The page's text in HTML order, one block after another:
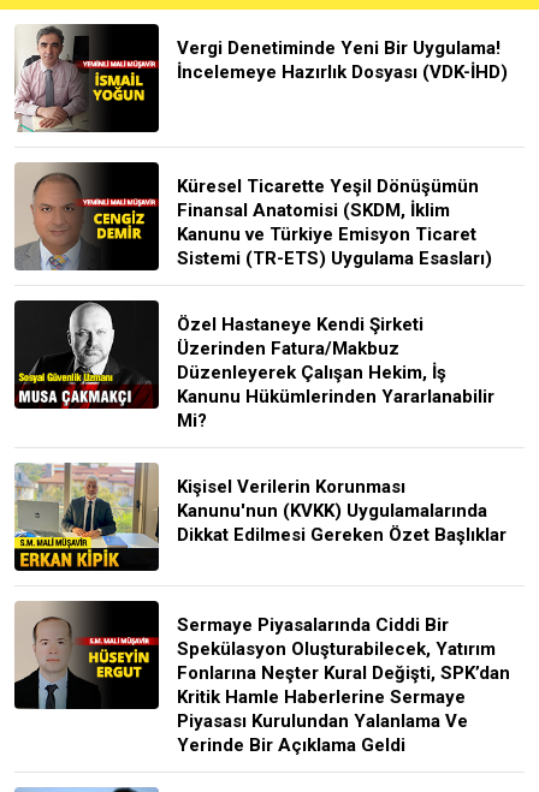
Vergi Denetiminde Yeni Bir Uygulama!
İncelemeye Hazırlık Dosyası (VDK-İHD)
Küresel Ticarette Yeşil Dönüşümün
Finansal Anatomisi (SKDM, İklim
Kanunu ve Türkiye Emisyon Ticaret
Sistemi (TR-ETS) Uygulama Esasları)
Özel Hastaneye Kendi Şirketi
Üzerinden Fatura/Makbuz
Düzenleyerek Çalışan Hekim, İş
Kanunu Hükümlerinden Yararlanabilir
Mi?
Kişisel Verilerin Korunması
Kanunu'nun (KVKK) Uygulamalarında
Dikkat Edilmesi Gereken Özet Başlıklar
Sermaye Piyasalarında Ciddi Bir
Spekülasyon Oluşturabilecek, Yatırım
Fonlarına Neşter Kural Değişti, SPK’dan
Kritik Hamle Haberlerine Sermaye
Piyasası Kurulundan Yalanlama Ve
Yerinde Bir Açıklama Geldi